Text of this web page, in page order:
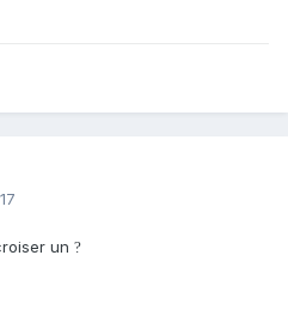
un ?